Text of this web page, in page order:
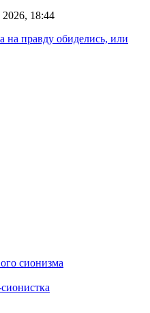
18:44
правду обиделись, или
сионизма